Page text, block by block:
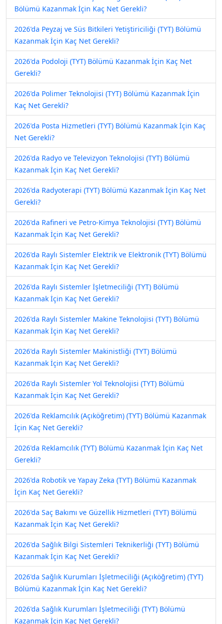
Bölümü Kazanmak İçin Kaç Net Gerekli?
2026'da Peyzaj ve Süs Bitkileri Yetiştiriciliği (TYT) Bölümü
Kazanmak İçin Kaç Net Gerekli?
2026'da Podoloji (TYT) Bölümü Kazanmak İçin Kaç Net
Gerekli?
2026'da Polimer Teknolojisi (TYT) Bölümü Kazanmak İçin
Kaç Net Gerekli?
2026'da Posta Hizmetleri (TYT) Bölümü Kazanmak İçin Kaç
Net Gerekli?
2026'da Radyo ve Televizyon Teknolojisi (TYT) Bölümü
Kazanmak İçin Kaç Net Gerekli?
2026'da Radyoterapi (TYT) Bölümü Kazanmak İçin Kaç Net
Gerekli?
2026'da Rafineri ve Petro-Kimya Teknolojisi (TYT) Bölümü
Kazanmak İçin Kaç Net Gerekli?
2026'da Raylı Sistemler Elektrik ve Elektronik (TYT) Bölümü
Kazanmak İçin Kaç Net Gerekli?
2026'da Raylı Sistemler İşletmeciliği (TYT) Bölümü
Kazanmak İçin Kaç Net Gerekli?
2026'da Raylı Sistemler Makine Teknolojisi (TYT) Bölümü
Kazanmak İçin Kaç Net Gerekli?
2026'da Raylı Sistemler Makinistliği (TYT) Bölümü
Kazanmak İçin Kaç Net Gerekli?
2026'da Raylı Sistemler Yol Teknolojisi (TYT) Bölümü
Kazanmak İçin Kaç Net Gerekli?
2026'da Reklamcılık (Açıköğretim) (TYT) Bölümü Kazanmak
İçin Kaç Net Gerekli?
2026'da Reklamcılık (TYT) Bölümü Kazanmak İçin Kaç Net
Gerekli?
2026'da Robotik ve Yapay Zeka (TYT) Bölümü Kazanmak
İçin Kaç Net Gerekli?
2026'da Saç Bakımı ve Güzellik Hizmetleri (TYT) Bölümü
Kazanmak İçin Kaç Net Gerekli?
2026'da Sağlık Bilgi Sistemleri Teknikerliği (TYT) Bölümü
Kazanmak İçin Kaç Net Gerekli?
2026'da Sağlık Kurumları İşletmeciliği (Açıköğretim) (TYT)
Bölümü Kazanmak İçin Kaç Net Gerekli?
2026'da Sağlık Kurumları İşletmeciliği (TYT) Bölümü
Kazanmak İçin Kaç Net Gerekli?